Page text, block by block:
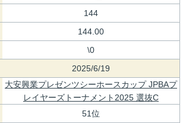
144
144.00
\0
2025/6/19
大安興業プレゼンツシーホースカップ JPBAプ
レイヤーズトーナメント2025 選抜C
51位